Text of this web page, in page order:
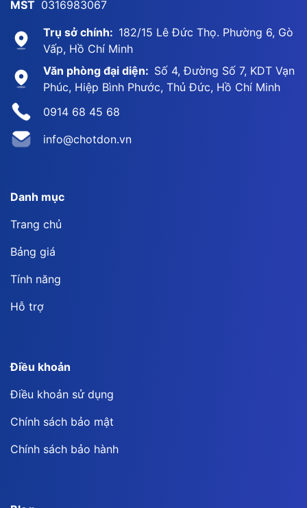
MST 0316983067
Trụ sở chính: 182/15 Lê Đức Thọ. Phường 6, Gò
Vấp, Hồ Chí Minh
Văn phòng đại diện: Số 4, Đường Số 7, KDT Vạn
Phúc, Hiệp Bình Phước, Thủ Đức, Hồ Chí Minh
0914 68 45 68
info@chotdon.vn
Danh mục
Trang chủ
Bảng giá
Tính năng
Hỗ trợ
Điều khoản
Điều khoản sử dụng
Chính sách bảo mật
Chính sách bảo hành